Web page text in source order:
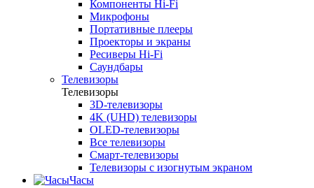
Компоненты Hi-Fi
Микрофоны
Портативные плееры
Проекторы и экраны
Ресиверы Hi-Fi
Саундбары
Телевизоры
Телевизоры
3D-телевизоры
4K (UHD) телевизоры
OLED-телевизоры
Все телевизоры
Смарт-телевизоры
Телевизоры с изогнутым экраном
Часы